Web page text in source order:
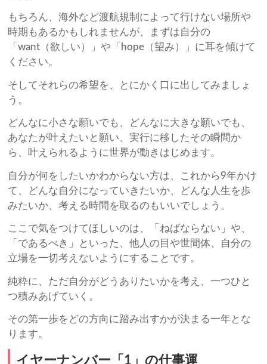
もちろん、海外など渡航規制によって行けない場所や
時期もあるかもしれませんが、まずは自分の
「want（欲しい）」や「hope（望み）」に耳を傾けて
ください。
そしてそれらの希望を、とにかく口に出してみましょ
う。
どんなに小さな願いでも、どんなに大きな願いでも、
あなたが叶えたいと願い、実行に移したその瞬間か
ら、叶えられるように世界が動きはじめます。
自分が何をしたいかわからない方は、これから9年かけ
て、どんな自分になっていきたいか、どんな人生を歩
みたいか、考える時間を取るのもいいでしょう。
ここで気をつけてほしいのは、「ねばならない」や、
「であるべき」といった、他人の目や世間体、自分の
立場を一切考えないようにすることです。
純粋に、ただ自分がどうありたいかを考え、一つひと
つ積みあげていく。
その第一歩をどの方向に踏み出すかが決まる一年とな
ります。
イヤーナンバー「1」の仕事運